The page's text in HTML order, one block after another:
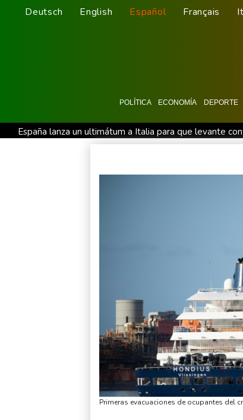
Deutsch English Español Français
POLÍTICA ECONOMÍA DEPORTE
España lanza un ultimátum a Italia para que levante
España amenaza a Italia con "medidas" si no pone fin
Primeras evacuaciones de ocupantes del